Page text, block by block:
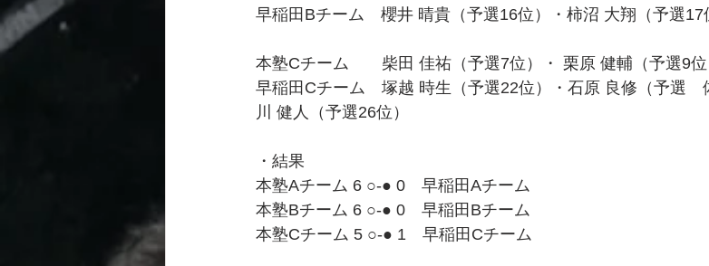
早稲田Bチーム　櫻井 晴貴（予選16位）・柿沼 大翔（予選17
本塾Cチーム　　柴田 佳祐（予選7位）・ 栗原 健輔（予選9位
早稲田Cチーム　塚越 時生（予選22位）・石原 良修（予選
川 健人（予選26位）
・結果
本塾Aチーム 6 ○-● 0　早稲田Aチーム
本塾Bチーム 6 ○-● 0　早稲田Bチーム
本塾Cチーム 5 ○-● 1　早稲田Cチーム